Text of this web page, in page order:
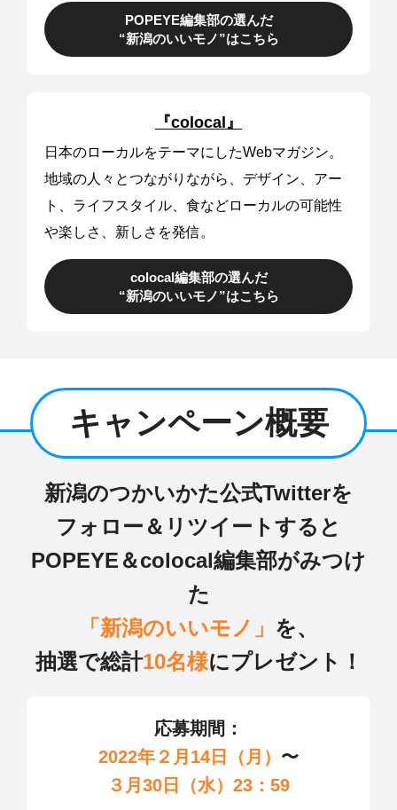
POPEYE編集部の選んだ
“新潟のいいモノ”はこちら
『colocal』
日本のローカルをテーマにしたWebマガジン。
地域の人々とつながりながら、デザイン、アー
ト、ライフスタイル、食などローカルの可能性
や楽しさ、新しさを発信。
colocal編集部の選んだ
“新潟のいいモノ”はこちら
キャンペーン概要
新潟のつかいかた公式Twitterを
フォロー＆リツイートすると
POPEYE＆colocal編集部がみつけ
た
「新潟のいいモノ」 を、
抽選で総計10名様にプレゼント！
応募期間：
2022年２月14日（月） 〜
３月30日（水）23：59